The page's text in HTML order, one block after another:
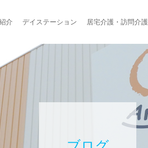
介 デイステーション 居宅介護・訪問介護